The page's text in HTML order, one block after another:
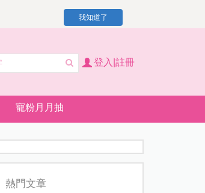
我知道了
登入|註冊
寵粉月月抽
熱門文章